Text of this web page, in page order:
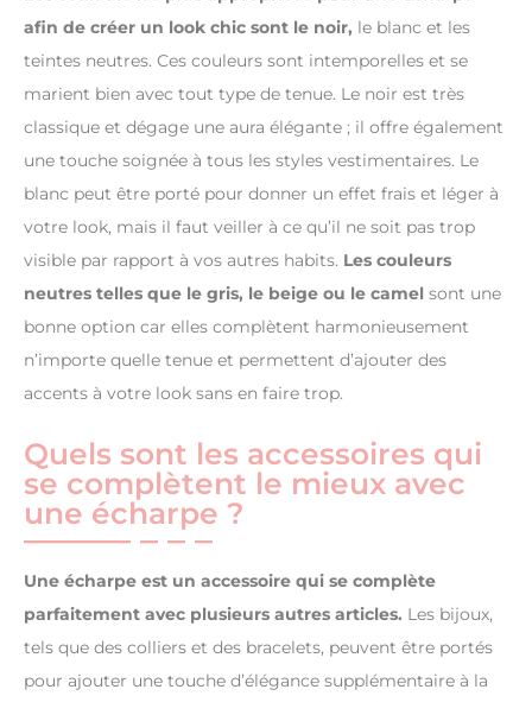
afin de créer un look chic sont le noir, le blanc et les
teintes neutres. Ces couleurs sont intemporelles et se
marient bien avec tout type de tenue. Le noir est très
classique et dégage une aura élégante ; il offre également
une touche soignée à tous les styles vestimentaires. Le
blanc peut être porté pour donner un effet frais et léger à
votre look, mais il faut veiller à ce qu’il ne soit pas trop
visible par rapport à vos autres habits. Les couleurs
neutres telles que le gris, le beige ou le camel sont une
bonne option car elles complètent harmonieusement
n’importe quelle tenue et permettent d’ajouter des
accents à votre look sans en faire trop.
Quels sont les accessoires qui
se complètent le mieux avec
une écharpe ?
Une écharpe est un accessoire qui se complète
parfaitement avec plusieurs autres articles. Les bijoux,
tels que des colliers et des bracelets, peuvent être portés
pour ajouter une touche d’élégance supplémentaire à la